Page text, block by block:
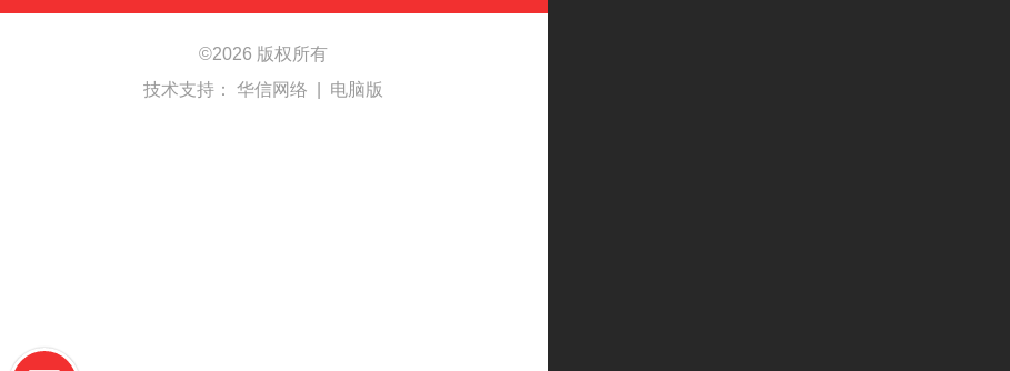
©2026 版权所有
技术支持： 华信网络 电脑版